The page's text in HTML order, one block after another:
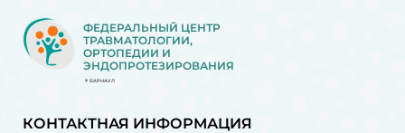
ФЕДЕРАЛЬНЫЙ ЦЕНТР
ТРАВМАТОЛОГИИ,
ОРТОПЕДИИ И
ЭНДОПРОТЕЗИРОВАНИЯ
БАРНАУЛ
КОНТАКТНАЯ ИНФОРМАЦИЯ